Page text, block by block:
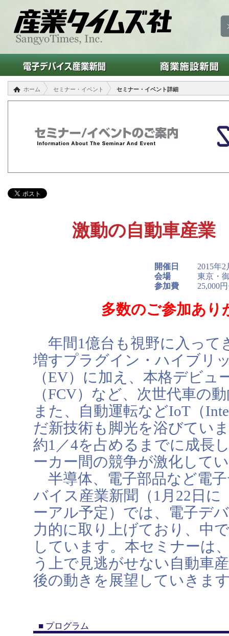
ホーム セミナー・イベント セミナー・イベント詳細
激動の自動車産
開催日
2015年
会場
東京・
参加費
25,000
多数のご参加あり
年間1億台も視野に入って
増すプラグイン・ハイブリ
（EV）に加え、本格デビ
（FCV）など、次世代車の
また、自動運転などIoT（
だ新技術も脚光を浴びてい
約1／4を占めるまでに成長
ーカー間の競争が激化して
半導体、電子部品など電
バイス産業新聞（1月22日
ーアル予定）では、電子デ
力的に取り上げており、中
しています。本セミナーは
う上で見逃がせない自動車
後の動きを展望していきま
■ プログラム